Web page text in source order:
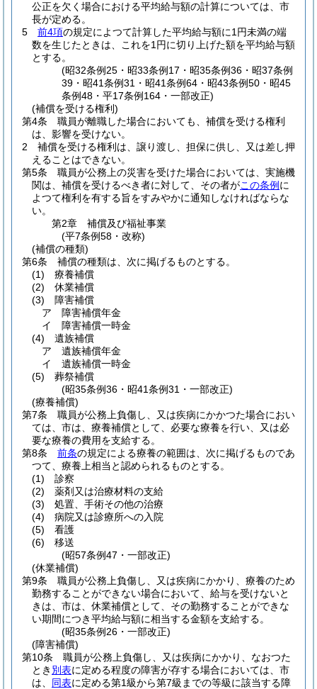
公正を欠く場合における平均給与額の計算については、市
長が定める。
5
前4項の規定によつて計算した平均給与額に1円未満の端
数を生じたときは、これを1円に切り上げた額を平均給与額
とする。
(昭32条例25・昭33条例17・昭35条例36・昭37条例
39・昭41条例31・昭41条例64・昭43条例50・昭45
条例48・平17条例164・一部改正)
(補償を受ける権利)
第4条
職員が離職した場合においても、補償を受ける権利
は、影響を受けない。
2
補償を受ける権利は、譲り渡し、担保に供し、又は差し押
えることはできない。
第5条
職員が公務上の災害を受けた場合においては、実施機
関は、補償を受けるべき者に対して、その者がこの条例 に
よつて権利を有する旨をすみやかに通知しなければならな
い。
第2章
補償及び福祉事業
(平7条例58・改称)
(補償の種類)
第6条
補償の種類は、次に掲げるものとする。
(1)
療養補償
(2)
休業補償
(3)
障害補償
ア
障害補償年金
イ
障害補償一時金
(4)
遺族補償
ア
遺族補償年金
イ
遺族補償一時金
(5)
葬祭補償
(昭35条例36・昭41条例31・一部改正)
(療養補償)
第7条
職員が公務上負傷し、又は疾病にかかつた場合におい
ては、市は、療養補償として、必要な療養を行い、又は必
要な療養の費用を支給する。
第8条
前条の規定による療養の範囲は、次に掲げるものであ
つて、療養上相当と認められるものとする。
(1)
診察
(2)
薬剤又は治療材料の支給
(3)
処置、手術その他の治療
(4)
病院又は診療所への入院
(5)
看護
(6)
移送
(昭57条例47・一部改正)
(休業補償)
第9条
職員が公務上負傷し、又は疾病にかかり、療養のため
勤務することができない場合において、給与を受けないと
きは、市は、休業補償として、その勤務することができな
い期間につき平均給与額に相当する金額を支給する。
(昭35条例26・一部改正)
(障害補償)
第10条
職員が公務上負傷し、又は疾病にかかり、なおつた
とき 別表に定める程度の障害が存する場合においては、市
は、 同表に定める第1級から第7級までの等級に該当する障